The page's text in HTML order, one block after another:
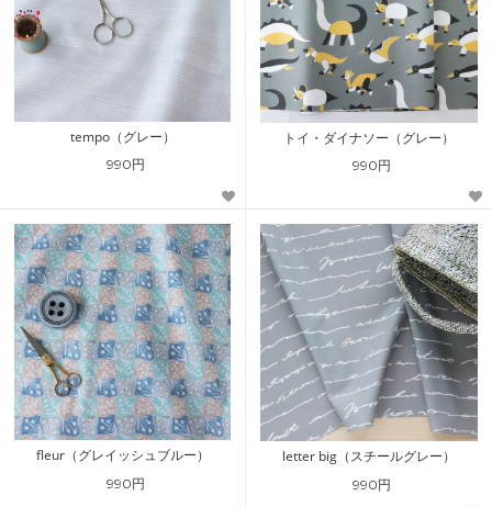
tempo（グレー）
990円
トイ・ダイナソー（グレー）
990円
fleur（グレイッシュブルー）
990円
letter big（スチールグレー）
990円